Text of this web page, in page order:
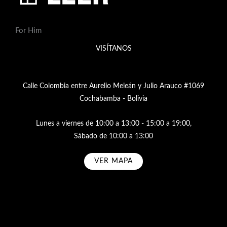
For Him
VISÍTANOS
Calle Colombia entre Aurelio Meleán y Julio Arauco #1069
Cochabamba - Bolivia
Lunes a viernes de 10:00 a 13:00 - 15:00 a 19:00,
Sábado de 10:00 a 13:00
VER MAPA